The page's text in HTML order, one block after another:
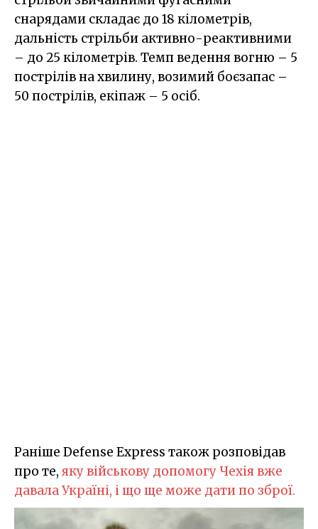
снарядами складає до 18 кілометрів,
дальність стрільби активно-реактивними
– до 25 кілометрів. Темп ведення вогню – 5
пострілів на хвилину, возимий боєзапас –
50 пострілів, екіпаж – 5 осіб.
Раніше Defense Express також розповідав
про те, яку військову допомогу Чехія вже
давала Україні, і що ще може дати по зброї.